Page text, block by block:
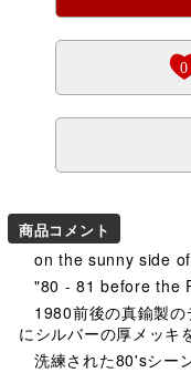
0
商品コメント
on the sunny side
"80 - 81 before the
1980前後の真鍮製
にシルバーの厚メッキ
洗練された80'sシー